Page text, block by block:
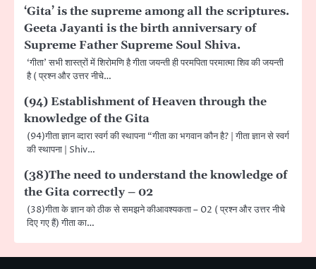
‘Gita’ is the supreme among all the scriptures.
Geeta Jayanti is the birth anniversary of
Supreme Father Supreme Soul Shiva.
‘गीता’ सभी शास्त्रों में शिरोमणि है गीता जयन्ती ही परमपिता परमात्मा शिव की जयन्ती
है ( प्रश्न और उत्तर नीचे…
(94) Establishment of Heaven through the
knowledge of the Gita
(94)गीता ज्ञान व्दारा स्वर्ग की स्थापना “गीता का भगवान कौन है? | गीता ज्ञान से स्वर्ग
की स्थापना | Shiv…
(38)The need to understand the knowledge of
the Gita correctly – 02
(38)गीता के ज्ञान को ठीक से समझने कीआवश्यकता – 02 ( प्रश्न और उत्तर नीचे
दिए गए हैं) गीता का…